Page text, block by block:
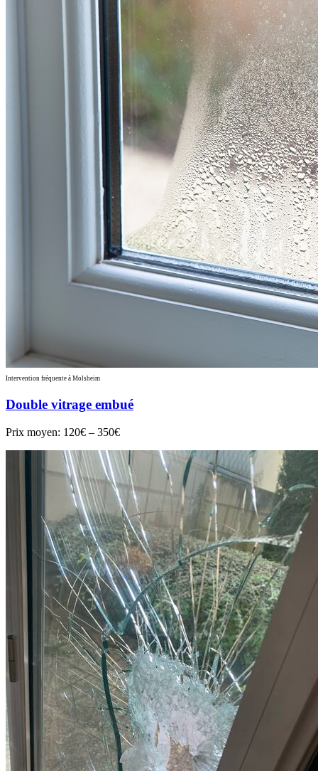
Intervention fréquente à Molsheim
Double vitrage embué
Prix moyen: 120€ – 350€